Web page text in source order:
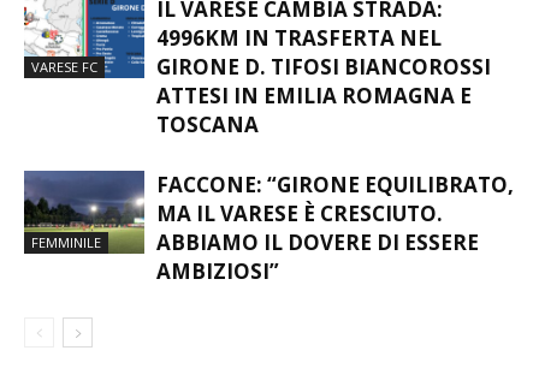
VARESE FC
IL VARESE CAMBIA STRADA:
4996KM IN TRASFERTA NEL
GIRONE D. TIFOSI BIANCOROSSI
ATTESI IN EMILIA ROMAGNA E
TOSCANA
FEMMINILE
FACCONE: “GIRONE EQUILIBRATO,
MA IL VARESE È CRESCIUTO.
ABBIAMO IL DOVERE DI ESSERE
AMBIZIOSI”